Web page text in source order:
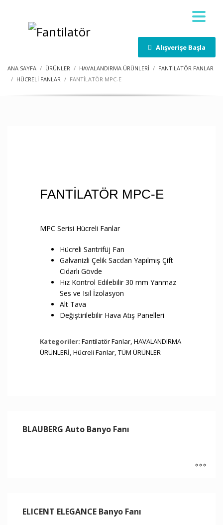
Alışverişe Başla
ANA SAYFA ÜRÜNLER HAVALANDIRMA ÜRÜNLERİ
FANTILATÖR FANLAR
HÜCRELI FANLAR
FANTİLATÖR MPC-E
FANTİLATÖR MPC-E
MPC Serisi Hücreli Fanlar
Hücreli Santrifüj Fan
Galvanizli Çelik Sacdan Yapılmış Çift
Cidarlı Gövde
Hız Kontrol Edilebilir 30 mm Yanmaz
Ses ve Isıl İzolasyon
Alt Tava
Değiştirilebilir Hava Atış Panelleri
Kategoriler: Fantilatör Fanlar, HAVALANDIRMA
ÜRÜNLERİ, Hücreli Fanlar, TÜM ÜRÜNLER
BLAUBERG Auto Banyo Fanı
ELICENT ELEGANCE Banyo Fanı